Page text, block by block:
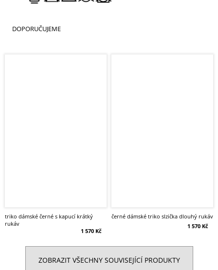
DOPORUČUJEME
triko dámské černé s kapucí krátký
rukáv
1 570 Kč
černé dámské triko slzička dlouhý rukáv
1 570 Kč
ZOBRAZIT VŠECHNY SOUVISEJÍCÍ PRODUKTY